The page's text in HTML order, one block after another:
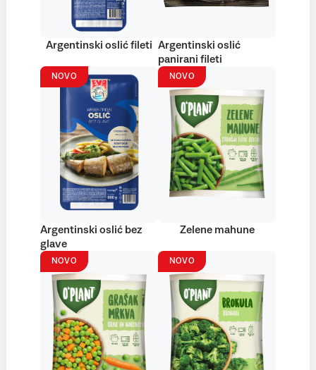
Argentinski oslić fileti Argentinski oslić
panirani fileti
NOVO
Argentinski oslić bez
glave
NOVO
Zelene mahune
NOVO NOVO